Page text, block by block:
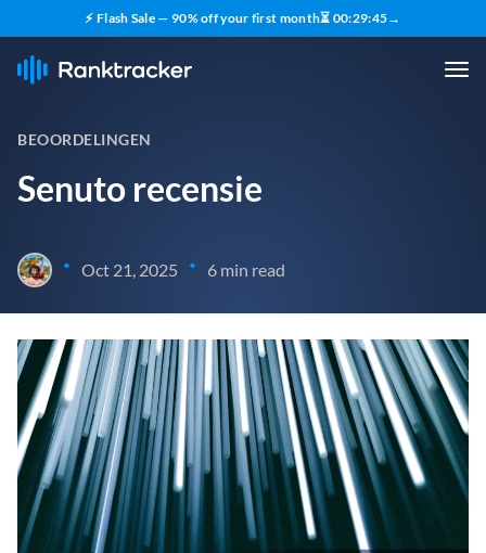
⚡ Flash Sale — 90% off your first month⏳ 00:29:43→
BEOORDELINGEN
Senuto recensie
• Oct 21, 2025 • 6 min read